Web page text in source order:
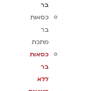
בר
כסאות
בר
מתכת
כסאות
בר
ללא